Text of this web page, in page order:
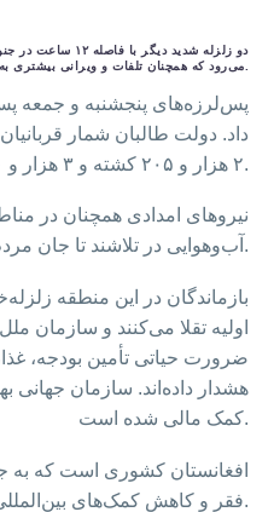
دو زلزله شدید
پس‌لرزه‌های پنجشنبه و جمعه پس
داد. دولت طالبان شمار
۲ هزار و ۲۰۵ کشته و ۳ هزار و ۶۴۰ زخمی اعلام کرده است.
نیروهای امدادی همچنان در
آب‌وهوایی در تلاشند تا جان مردم را نجات دهند.
بازماندگان در این منطقه
اولیه تقلا می‌کنند و سازمان
ضرورت حیاتی تأمین بودجه،
کمک مالی شده است.
افغانستان کشوری است که به
فقر و کاهش کمک‌های بین‌المللی درهم شکسته است.